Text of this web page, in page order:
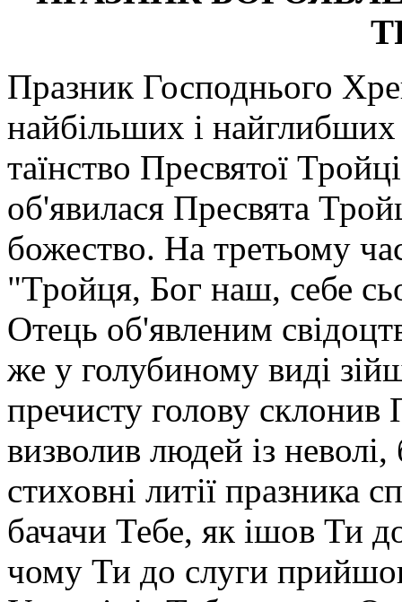
Празник Господнього
найбільших і
таїнство Пресвятої
об'явилася Пресвята
божество. На третьому
"Тройця, Бог наш, себе
Отець об'явленим
же у голубиному виді
пречисту голову склонив
визволив людей із
стиховні литії празника
бачачи Тебе, як ішов Ти
чому Ти до слуги